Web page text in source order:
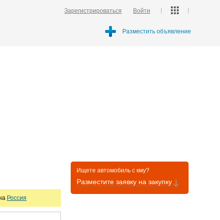
Зарегистрироваться Войти
Разместить объявление
Россия
Ищете автомобиль с кму?
Разместите заявку на закупку